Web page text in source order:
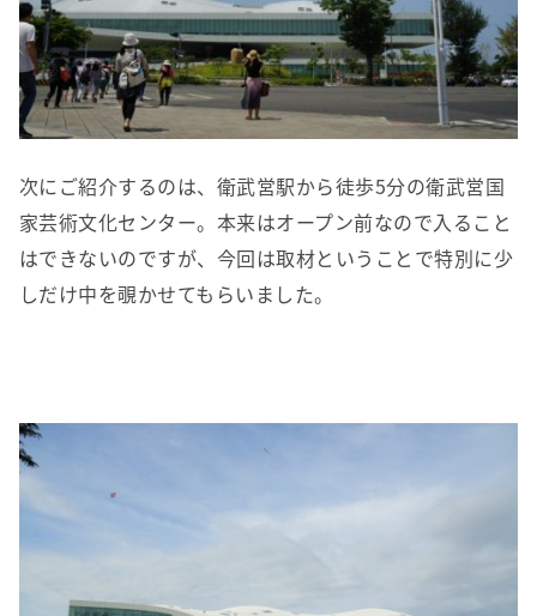
次にご紹介するのは、衛武営駅から徒歩5分の衛武営国
家芸術文化センター。本来はオープン前なので入ること
はできないのですが、今回は取材ということで特別に少
しだけ中を覗かせてもらいました。